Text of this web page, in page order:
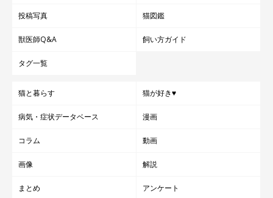
投稿写真 猫図鑑
獣医師Q&A 飼い方ガイド
タグ一覧
猫と暮らす 猫が好き♥
病気・症状データベース 漫画
コラム 動画
画像 解説
まとめ アンケート